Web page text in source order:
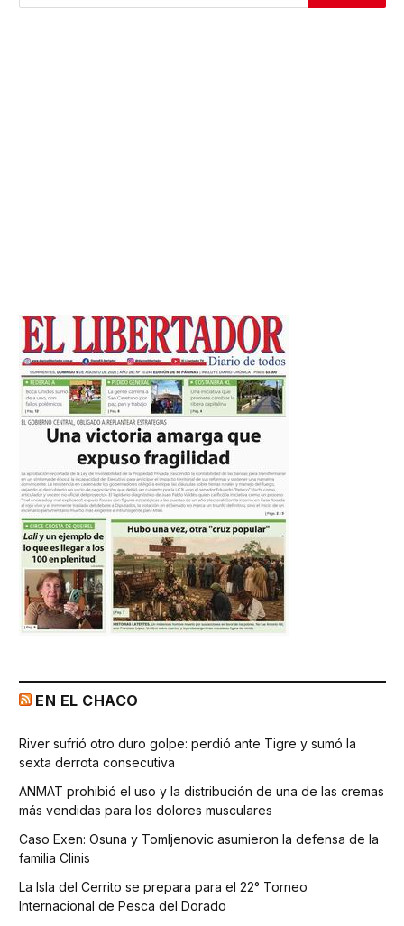
EN EL CHACO
River sufrió otro duro golpe: perdió ante Tigre y sumó la
sexta derrota consecutiva
ANMAT prohibió el uso y la distribución de una de las cremas
más vendidas para los dolores musculares
Caso Exen: Osuna y Tomljenovic asumieron la defensa de la
familia Clinis
La Isla del Cerrito se prepara para el 22° Torneo
Internacional de Pesca del Dorado